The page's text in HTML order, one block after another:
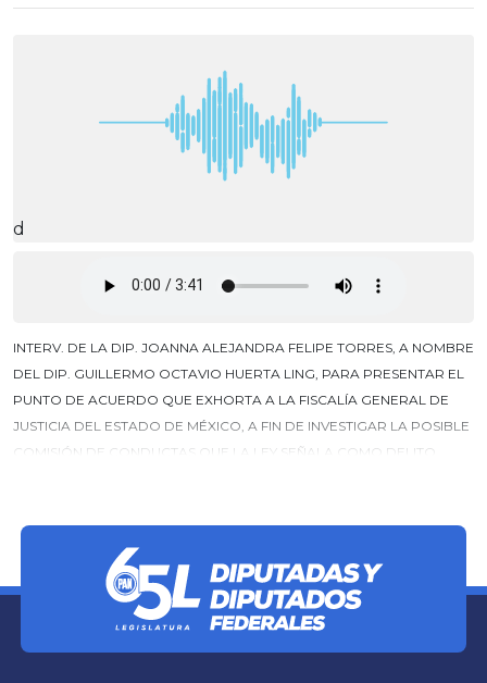
d
INTERV. DE LA DIP. JOANNA ALEJANDRA FELIPE TORRES, A NOMBRE
DEL DIP. GUILLERMO OCTAVIO HUERTA LING, PARA PRESENTAR EL
PUNTO DE ACUERDO QUE EXHORTA A LA FISCALÍA GENERAL DE
JUSTICIA DEL ESTADO DE MÉXICO, A FIN DE INVESTIGAR LA POSIBLE
COMISIÓN DE CONDUCTAS QUE LA LEY SEÑALA COMO DELITO
MUNICIPIO Y DEL SISTEMA DIF.